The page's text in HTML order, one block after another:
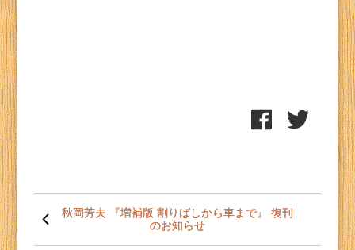
稿
ナ
秋岡芳夫 『増補版 割りばしから車まで』 復刊
のお知らせ